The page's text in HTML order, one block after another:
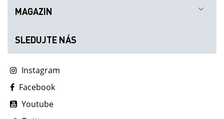
MAGAZIN
SLEDUJTE NÁS
Instagram
Facebook
Youtube